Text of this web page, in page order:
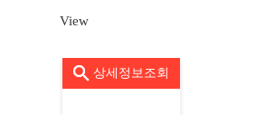
View
상세정보조회